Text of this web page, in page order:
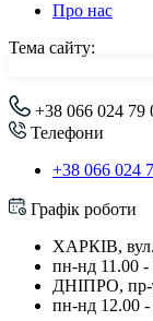
Про нас
Тема сайту:
+38 066 024 79
Телефони
+38 066 024
Графік роботи
ХАРКІВ,
пн-нд 11.00 -
ДНІПРО, пр-
пн-нд 12.00 -